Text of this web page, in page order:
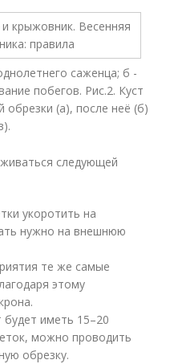
саженца; б -
побегов. Рис.2. Куст
(а), после неё (б)
следующей
укоротить на
нужно на внешнюю
те же самые
этому
будет иметь 15–20
можно проводить
обрезку.